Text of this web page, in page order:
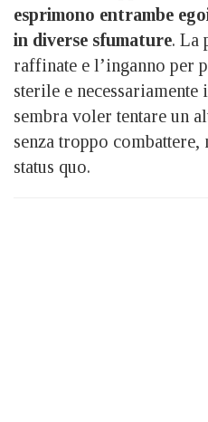
esprimono entrambe
in diverse sfumature. La
raffinate e l’inganno per
sterile e necessariamente
sembra voler tentare un
senza troppo
status quo.